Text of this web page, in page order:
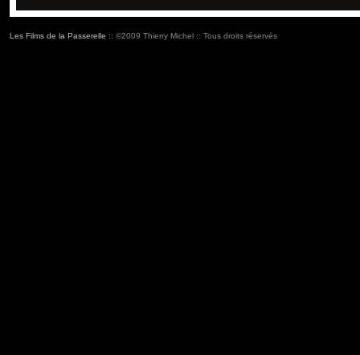
Les Films de la Passerelle :: ©2009 Thierry Michel :: Tous droits réservés